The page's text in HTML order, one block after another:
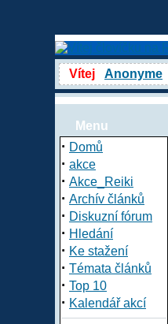
Vítej Anonyme
Menu
· Domů
· akce
· Akce_Reiki
· Archív článků
· Diskuzní fórum
· Hledání
· Ke stažení
· Témata článků
· Top 10
· Kalendář akcí